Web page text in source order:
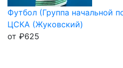
Футбол (Группа начальной
ЦСКА (Жуковский)
от ₽625